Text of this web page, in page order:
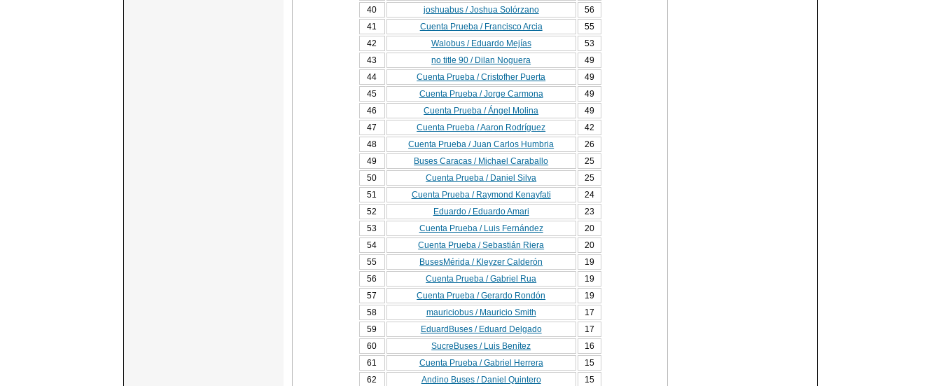
40
joshuabus / Joshua Solórzano
56
41
Cuenta Prueba / Francisco Arcia
55
42
Walobus / Eduardo Mejías
53
43
no title 90 / Dilan Noguera
49
44
Cuenta Prueba / Cristofher Puerta
49
45
Cuenta Prueba / Jorge Carmona
49
46
Cuenta Prueba / Ángel Molina
49
47
Cuenta Prueba / Aaron Rodríguez
42
48
Cuenta Prueba / Juan Carlos Humbria
26
49
Buses Caracas / Michael Caraballo
25
50
Cuenta Prueba / Daniel Silva
25
51
Cuenta Prueba / Raymond Kenayfati
24
52
Eduardo / Eduardo Amari
23
53
Cuenta Prueba / Luis Fernández
20
54
Cuenta Prueba / Sebastián Riera
20
55
BusesMérida / Kleyzer Calderón
19
56
Cuenta Prueba / Gabriel Rua
19
57
Cuenta Prueba / Gerardo Rondón
19
58
mauriciobus / Mauricio Smith
17
59
EduardBuses / Eduard Delgado
17
60
SucreBuses / Luis Benítez
16
61
Cuenta Prueba / Gabriel Herrera
15
62
Andino Buses / Daniel Quintero
15